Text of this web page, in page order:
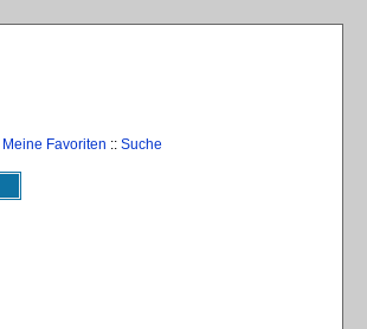
Meine Favoriten :: Suche